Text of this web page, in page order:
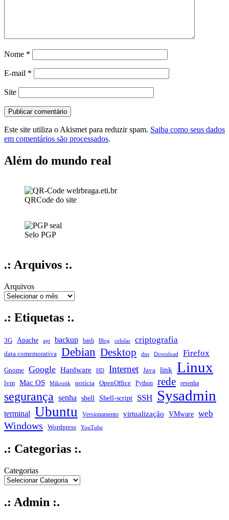
Nome *
E-mail *
Site
Este site utiliza o Akismet para reduzir spam. Saiba como seus dados
em comentários são processados.
Além do mundo real
QRCode do site
Selo PGP
.: Arquivos :.
Arquivos
.: Etiquetas :.
3G Apache apt backup bash Blog celular criptografia
data comemorativa Debian Desktop dns Download Firefox
Gnome Google Hardware HD Internet Java link Linux
lvm Mac OS Mikrotik notícia OpenOffice Python rede resenha
segurança senha shell Shell-script SSH Sysadmin
terminal Ubuntu Versionamento virtualização VMware web
Windows Wordpress YouTube
.: Categorias :.
Categorias
.: Admin :.